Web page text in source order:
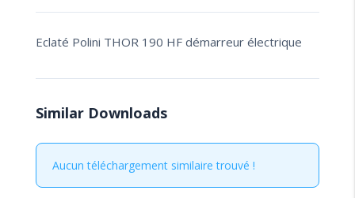
Eclaté Polini THOR 190 HF démarreur électrique
Similar Downloads
Aucun téléchargement similaire trouvé !